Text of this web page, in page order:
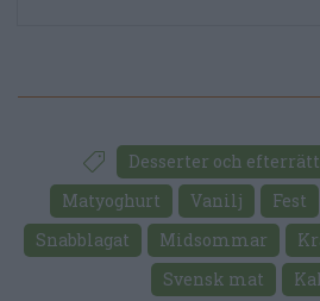
Desserter och
Matyoghurt
Vanilj Fest
Snabblagat
Midsommar
Svensk mat